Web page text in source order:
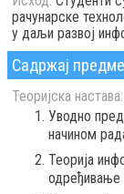
рачунарске
у даљи развој
Садржај
Теоријска настава:
Уводно
начином
Теорија
одређивање